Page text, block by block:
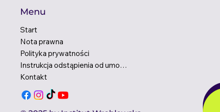
Menu
Start
Nota prawna
Polityka prywatności
Instrukcja odstąpienia od umowy
Kontakt